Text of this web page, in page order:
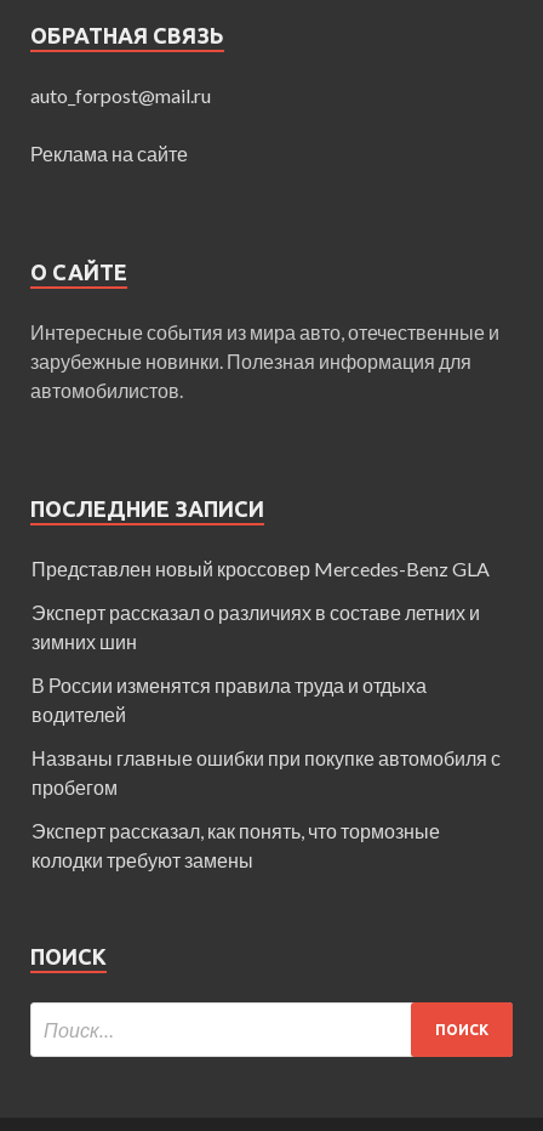
ОБРАТНАЯ СВЯЗЬ
auto_forpost@mail.ru
Реклама на сайте
О САЙТЕ
Интересные события из мира авто, отечественные и
зарубежные новинки. Полезная информация для
автомобилистов.
ПОСЛЕДНИЕ ЗАПИСИ
Представлен новый кроссовер Mercedes-Benz GLA
Эксперт рассказал о различиях в составе летних и
зимних шин
В России изменятся правила труда и отдыха
водителей
Названы главные ошибки при покупке автомобиля с
пробегом
Эксперт рассказал, как понять, что тормозные
колодки требуют замены
ПОИСК